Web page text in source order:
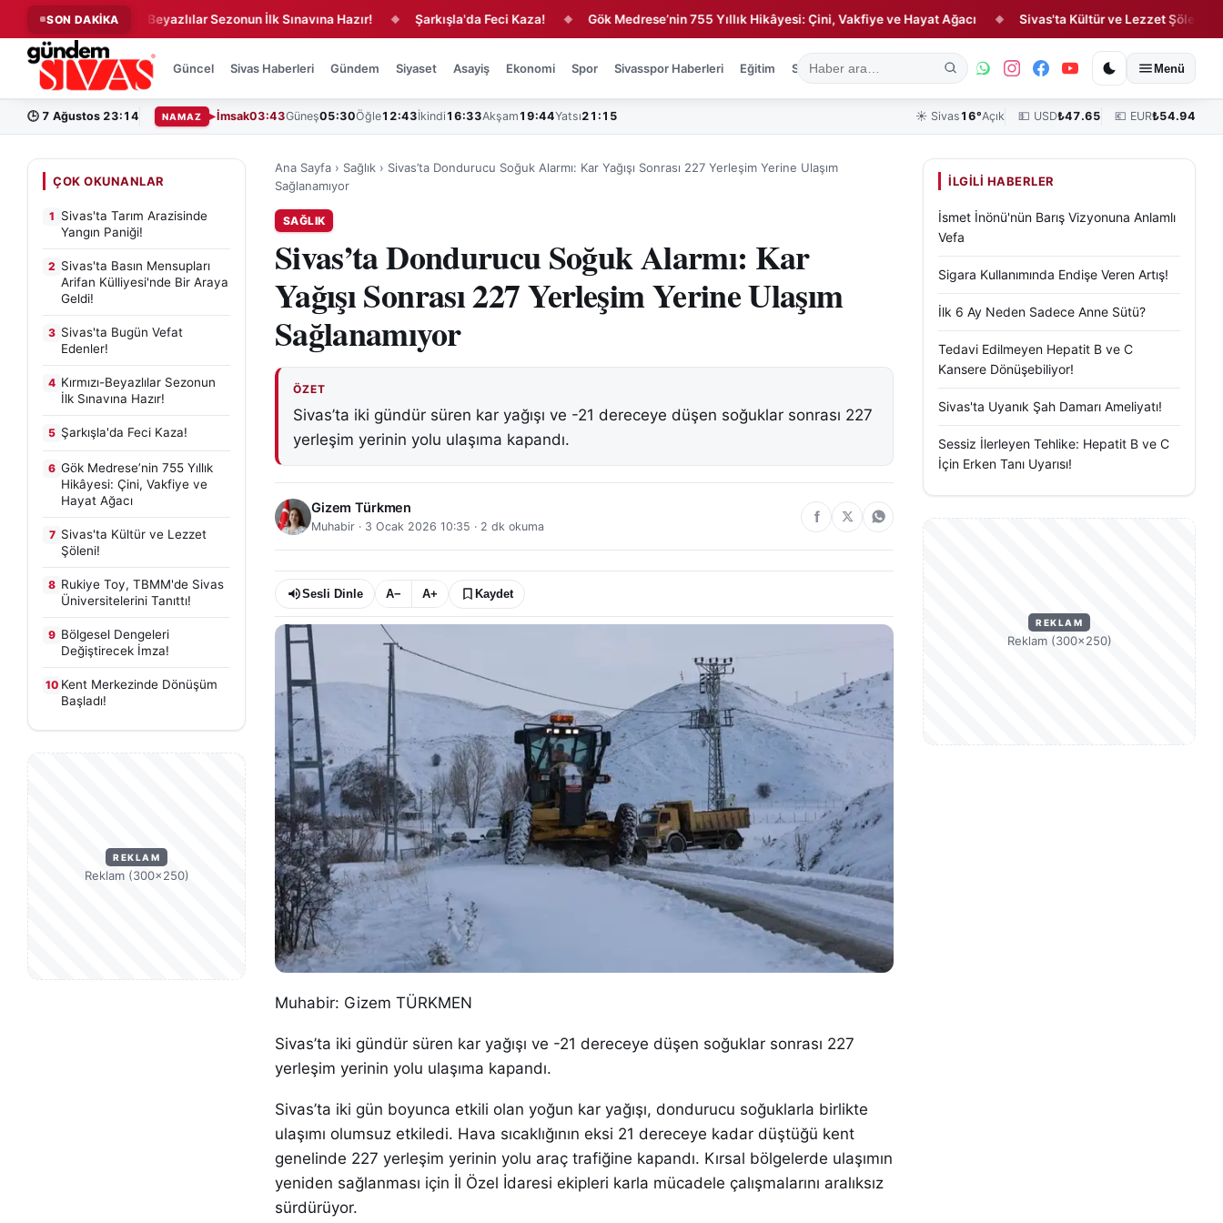
SON DAKİKA
Kırmızı-Beyazlılar Sezonun İlk Sınavına Hazır! ◆ Şarkışla'da Feci Kaza! ◆ Gök Medrese’nin 755 Yıllık Hikâyesi: Çini, Vakfiye ve Hayat Ağacı ◆ Sivas'ta Kültür ve Lezzet Şöleni! ◆
Güncel Sivas Haberleri Gündem Siyaset Asayiş Ekonomi Spor Sivasspor Haberleri Eğitim Sağlık Kültür, Sanat ve Tarih Yaşam Sivas Vefat Edenler Köşe
Menü
🕒 7 Ağustos 23:14 NAMAZ İmsak03:43Güneş05:30Öğle12:43İkindi 16:33Akşam 19:44Yatsı21:15 ☀️ Sivas 16°Açık 💵 USD₺47.65 💶 EUR₺54.94
ÇOK OKUNANLAR
1 Sivas'ta Tarım Arazisinde
Yangın Paniği!
2 Sivas'ta Basın Mensupları
Arifan Külliyesi'nde Bir Araya
Geldi!
3 Sivas'ta Bugün Vefat
Edenler!
4 Kırmızı-Beyazlılar Sezonun
İlk Sınavına Hazır!
5 Şarkışla'da Feci Kaza!
6 Gök Medrese’nin 755 Yıllık
Hikâyesi: Çini, Vakfiye ve
Hayat Ağacı
7 Sivas'ta Kültür ve Lezzet
Şöleni!
8 Rukiye Toy, TBMM'de Sivas
Üniversitelerini Tanıttı!
9 Bölgesel Dengeleri
Değiştirecek İmza!
10 Kent Merkezinde Dönüşüm
Başladı!
REKLAM
Reklam (300×250)
Ana Sayfa › Sağlık › Sivas’ta Dondurucu Soğuk Alarmı: Kar Yağışı Sonrası 227 Yerleşim Yerine Ulaşım
Sağlanamıyor
SAĞLIK
Sivas’ta Dondurucu Soğuk Alarmı: Kar
Yağışı Sonrası 227 Yerleşim Yerine Ulaşım
Sağlanamıyor
ÖZET
Sivas’ta iki gündür süren kar yağışı ve -21 dereceye düşen soğuklar sonrası 227
yerleşim yerinin yolu ulaşıma kapandı.
Gizem Türkmen
Muhabir · 3 Ocak 2026 10:35 · 2 dk okuma
Sesli Dinle A− A+ Kaydet
Muhabir: Gizem TÜRKMEN
Sivas’ta iki gündür süren kar yağışı ve -21 dereceye düşen soğuklar sonrası 227
yerleşim yerinin yolu ulaşıma kapandı.
Sivas’ta iki gün boyunca etkili olan yoğun kar yağışı, dondurucu soğuklarla birlikte
ulaşımı olumsuz etkiledi. Hava sıcaklığının eksi 21 dereceye kadar düştüğü kent
genelinde 227 yerleşim yerinin yolu araç trafiğine kapandı. Kırsal bölgelerde ulaşımın
yeniden sağlanması için İl Özel İdaresi ekipleri karla mücadele çalışmalarını aralıksız
sürdürüyor.
İLGILI HABERLER
İsmet İnönü'nün Barış Vizyonuna Anlamlı
Vefa
Sigara Kullanımında Endişe Veren Artış!
İlk 6 Ay Neden Sadece Anne Sütü?
Tedavi Edilmeyen Hepatit B ve C
Kansere Dönüşebiliyor!
Sivas'ta Uyanık Şah Damarı Ameliyatı!
Sessiz İlerleyen Tehlike: Hepatit B ve C
İçin Erken Tanı Uyarısı!
REKLAM
Reklam (300×250)